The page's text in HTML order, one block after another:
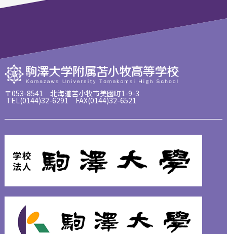
〒053-8541 北海道苫小牧市美園町1-9-3
TEL(0144)32-6291 FAX(0144)32-6521